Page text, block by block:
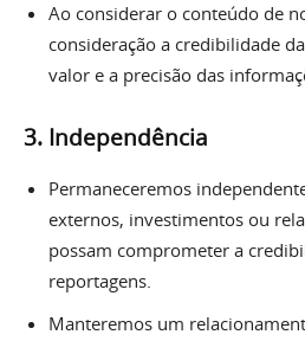
Ao considerar o conteúdo de
consideração a credibilidade
valor e a precisão das
3. Independência
Permaneceremos
externos, investimentos ou
possam comprometer a
reportagens.
Manteremos um